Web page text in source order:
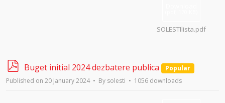
SOLESTIlista.pdf
p
f
Buget initial 2024 dezbatere publica
Popular
Published on 20 January 2024
By solesti 1056 downloads